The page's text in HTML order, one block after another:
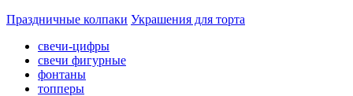
Праздничные колпаки Украшения для торта
свечи-цифры
свечи фигурные
фонтаны
топперы